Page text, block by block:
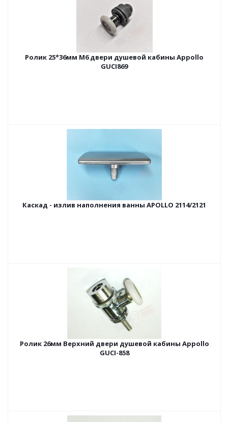
Ролик 25*36мм M6 двери душевой кабины Appollo
GUCI869
Каскад - излив наполнения ванны APOLLO 2114/2121
Ролик 26мм Верхний двери душевой кабины Appollo
GUCI-858